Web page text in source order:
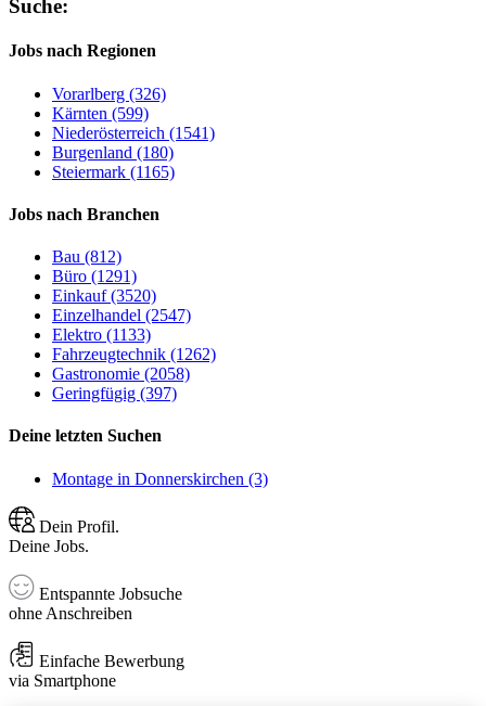
Suche:
Jobs nach Regionen
Vorarlberg (326)
Kärnten (599)
Niederösterreich (1541)
Burgenland (180)
Steiermark (1165)
Jobs nach Branchen
Bau (812)
Büro (1291)
Einkauf (3520)
Einzelhandel (2547)
Elektro (1133)
Fahrzeugtechnik (1262)
Gastronomie (2058)
Geringfügig (397)
Deine letzten Suchen
Montage in Donnerskirchen (3)
Dein Profil.
Deine Jobs.
Entspannte Jobsuche
ohne Anschreiben
Einfache Bewerbung
via Smartphone